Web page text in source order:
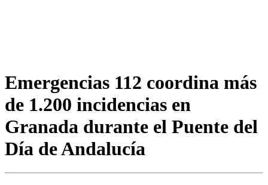
Emergencias 112 coordina más
de 1.200 incidencias en
Granada durante el Puente del
Día de Andalucía